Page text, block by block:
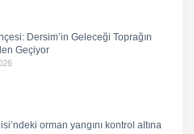
Dersim’in Geleceği Toprağın
Geçiyor
orman yangını kontrol altına